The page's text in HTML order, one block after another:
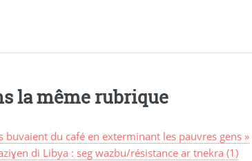
la même rubrique
buvaient du café en exterminant les pauvres gens »
di Libya : seg wazbu/résistance ar tnekra (1)